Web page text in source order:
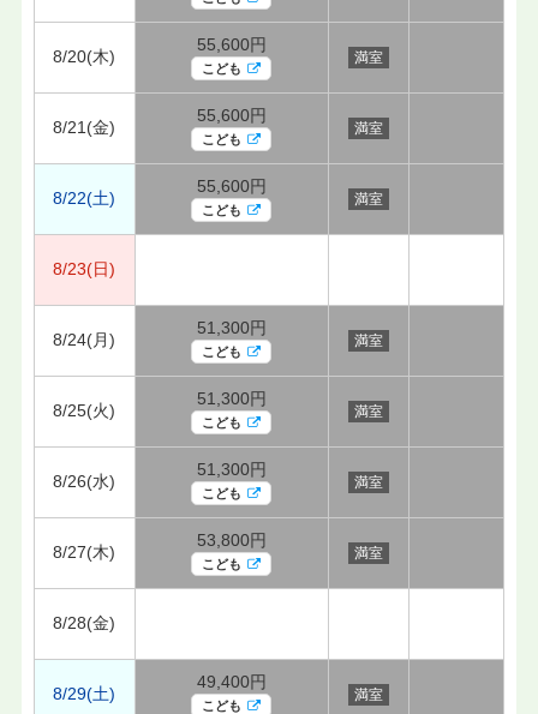
8/20(木)
55,600円
こども
満室
8/21(金)
55,600円
こども
満室
8/22(土)
55,600円
こども
満室
8/23(日)
8/24(月)
51,300円
こども
満室
8/25(火)
51,300円
こども
満室
8/26(水)
51,300円
こども
満室
8/27(木)
53,800円
こども
満室
8/28(金)
8/29(土)
49,400円
こども
満室